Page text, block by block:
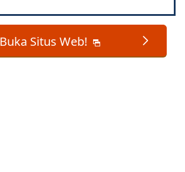
Buka Situs Web!